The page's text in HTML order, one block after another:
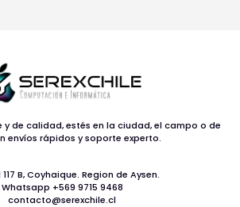
de calidad, estés en la ciudad, el campo o de
envíos rápidos y soporte experto.
B, Coyhaique. Region de Aysen.
Whatsapp +569 9715 9468
contacto@serexchile.cl